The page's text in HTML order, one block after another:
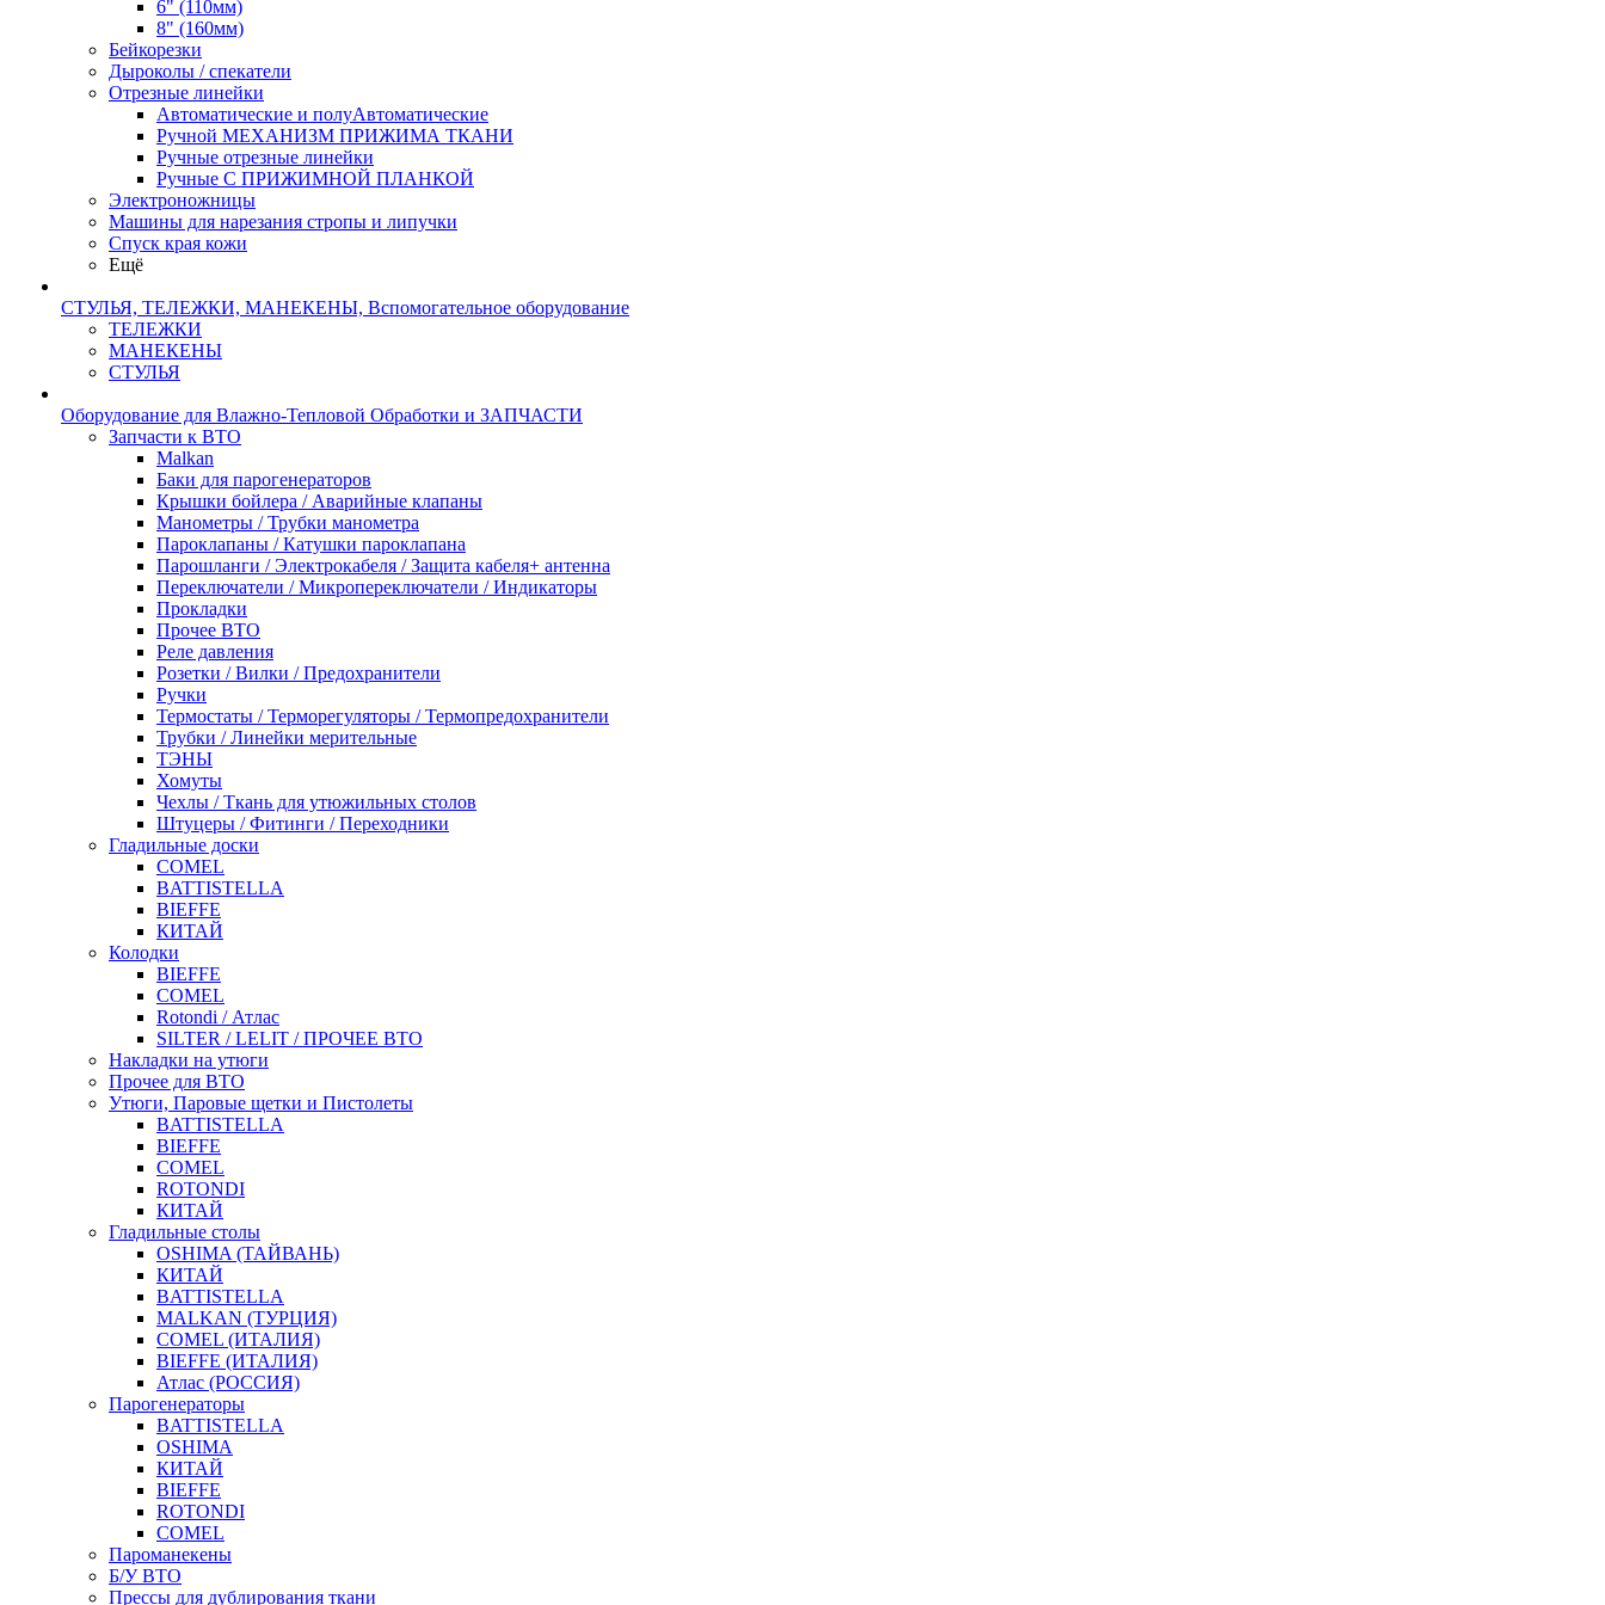
6" (110мм)
8" (160мм)
Бейкорезки
Дыроколы / спекатели
Отрезные линейки
Автоматические и полуАвтоматические
Ручной МЕХАНИЗМ ПРИЖИМА ТКАНИ
Ручные отрезные линейки
Ручные С ПРИЖИМНОЙ ПЛАНКОЙ
Электроножницы
Машины для нарезания стропы и липучки
Спуск края кожи
Ещё
СТУЛЬЯ, ТЕЛЕЖКИ, МАНЕКЕНЫ, Вспомогательное оборудование
ТЕЛЕЖКИ
МАНЕКЕНЫ
СТУЛЬЯ
Оборудование для Влажно-Тепловой Обработки и ЗАПЧАСТИ
Запчасти к ВТО
Malkan
Баки для парогенераторов
Крышки бойлера / Аварийные клапаны
Манометры / Трубки манометра
Пароклапаны / Катушки пароклапана
Парошланги / Электрокабеля / Защита кабеля+ антенна
Переключатели / Микропереключатели / Индикаторы
Прокладки
Прочее ВТО
Реле давления
Розетки / Вилки / Предохранители
Ручки
Термостаты / Терморегуляторы / Термопредохранители
Трубки / Линейки мерительные
ТЭНЫ
Хомуты
Чехлы / Ткань для утюжильных столов
Штуцеры / Фитинги / Переходники
Гладильные доски
COMEL
BATTISTELLA
BIEFFE
КИТАЙ
Колодки
BIEFFE
COMEL
Rotondi / Атлас
SILTER / LELIT / ПРОЧЕЕ ВТО
Накладки на утюги
Прочее для ВТО
Утюги, Паровые щетки и Пистолеты
BATTISTELLA
BIEFFE
COMEL
ROTONDI
КИТАЙ
Гладильные столы
OSHIMA (ТАЙВАНЬ)
КИТАЙ
BATTISTELLA
MALKAN (ТУРЦИЯ)
COMEL (ИТАЛИЯ)
BIEFFE (ИТАЛИЯ)
Атлас (РОССИЯ)
Парогенераторы
BATTISTELLA
OSHIMA
КИТАЙ
BIEFFE
ROTONDI
COMEL
Пароманекены
Б/У ВТО
Прессы для дублирования ткани